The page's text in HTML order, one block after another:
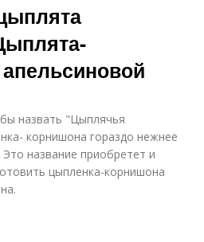
назвать "Цыплячья
корнишона гораздо нежнее
название приобретет и
цыпленка-корнишона